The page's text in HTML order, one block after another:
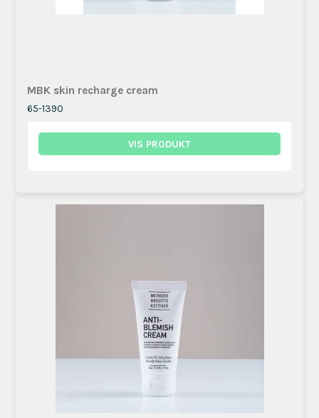
MBK skin recharge cream
65-1390
VIS PRODUKT